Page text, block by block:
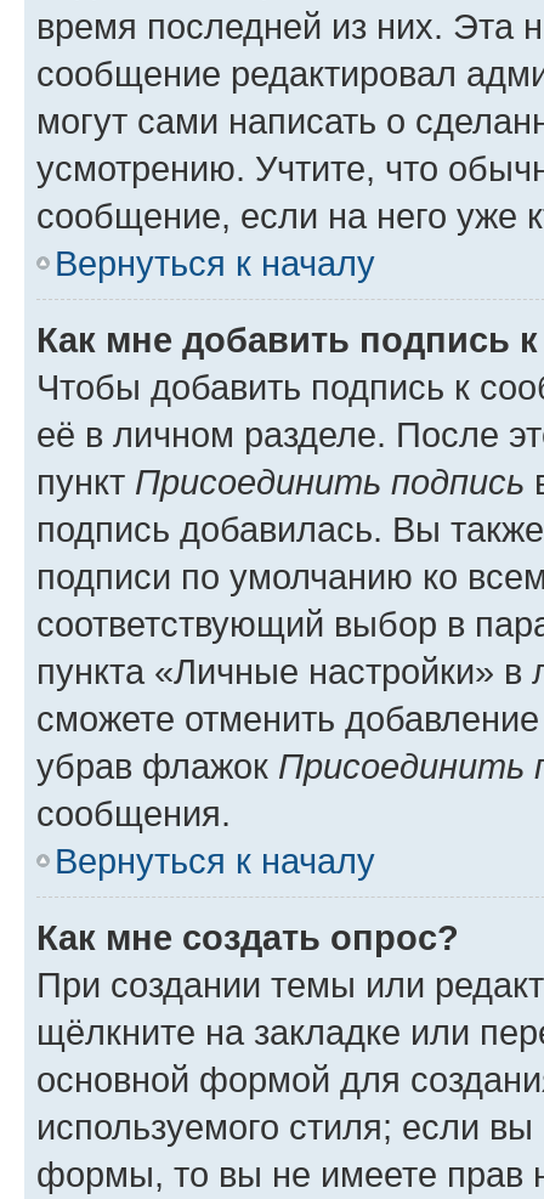
время последней из них. Эта
сообщение редактировал
могут сами написать о
усмотрению. Учтите, что
сообщение, если на него уже
Вернуться к началу
Как мне добавить подпись
Чтобы добавить подпись к
её в личном разделе. После
пункт Присоединить подпись
подпись добавилась. Вы
подписи по умолчанию ко
соответствующий выбор в
пункта «Личные настройки»
сможете отменить
убрав флажок Присоединить
сообщения.
Вернуться к началу
Как мне создать опрос?
При создании темы или
щёлкните на закладке или
основной формой для
используемого стиля; если
формы, то вы не имеете прав